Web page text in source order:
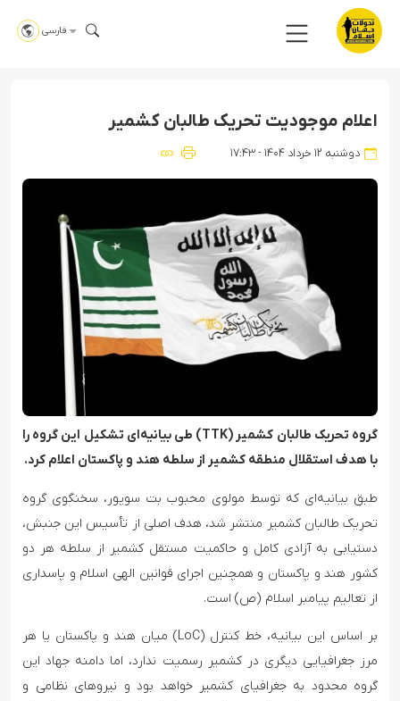
فارسی
اعلام موجودیت تحریک طالبان کشمیر
دوشنبه ۱۲ خرداد ۱۴۰۴ - ۱۷:۴۳
گروه تحریک طالبان کشمیر (TTK) طی بیانیه‌ای تشکیل این گروه را
با هدف استقلال منطقه کشمیر از سلطه هند و پاکستان اعلام کرد.
طبق بیانیه‌ای که توسط مولوی محبوب بت سوپور، سخنگوی گروه
تحریک طالبان کشمیر منتشر شد، هدف اصلی از تأسیس این جنبش،
دستیابی به آزادی کامل و حاکمیت مستقل کشمیر از سلطه هر دو
کشور هند و پاکستان و همچنین اجرای قوانین الهی اسلام و پاسداری
از تعالیم پیامبر اسلام (ص) است.
بر اساس این بیانیه، خط کنترل (LoC) میان هند و پاکستان یا هر
مرز جغرافیایی‌ دیگری در کشمیر رسمیت ندارد، اما دامنه جهاد این
گروه محدود به جغرافیای کشمیر خواهد بود و نیروهای نظامی و